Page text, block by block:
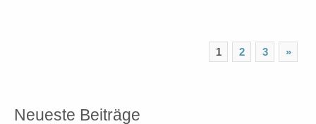
1 2 3 »
Neueste Beiträge